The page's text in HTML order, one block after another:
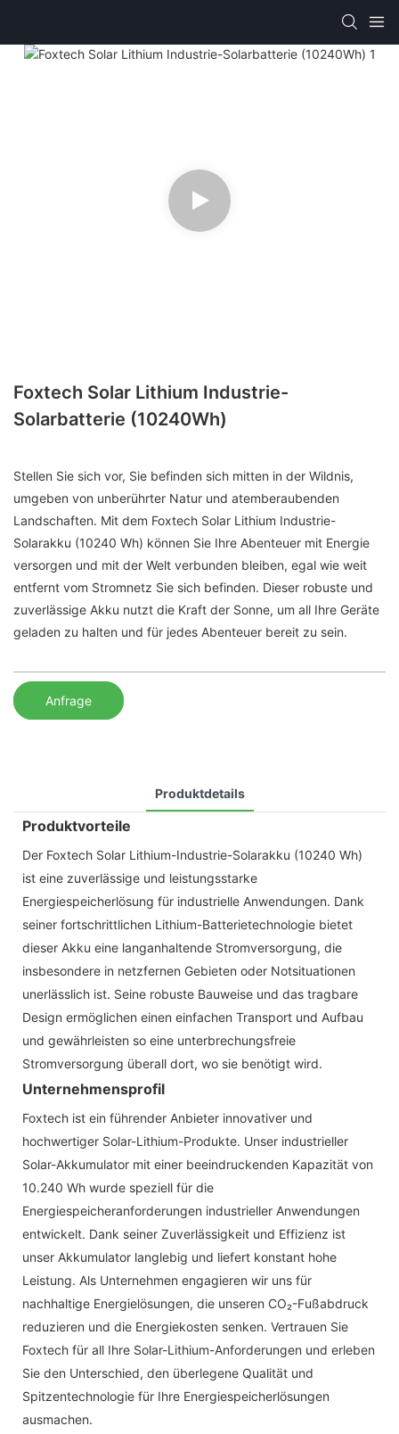
Foxtech Solar Lithium Industrie-
Solarbatterie (10240Wh)
Stellen Sie sich vor, Sie befinden sich mitten in der Wildnis,
umgeben von unberührter Natur und atemberaubenden
Landschaften. Mit dem Foxtech Solar Lithium Industrie-
Solarakku (10240 Wh) können Sie Ihre Abenteuer mit Energie
versorgen und mit der Welt verbunden bleiben, egal wie weit
entfernt vom Stromnetz Sie sich befinden. Dieser robuste und
zuverlässige Akku nutzt die Kraft der Sonne, um all Ihre Geräte
geladen zu halten und für jedes Abenteuer bereit zu sein.
Anfrage
Produktdetails
Produktvorteile
Der Foxtech Solar Lithium-Industrie-Solarakku (10240 Wh)
ist eine zuverlässige und leistungsstarke
Energiespeicherlösung für industrielle Anwendungen. Dank
seiner fortschrittlichen Lithium-Batterietechnologie bietet
dieser Akku eine langanhaltende Stromversorgung, die
insbesondere in netzfernen Gebieten oder Notsituationen
unerlässlich ist. Seine robuste Bauweise und das tragbare
Design ermöglichen einen einfachen Transport und Aufbau
und gewährleisten so eine unterbrechungsfreie
Stromversorgung überall dort, wo sie benötigt wird.
Unternehmensprofil
Foxtech ist ein führender Anbieter innovativer und
hochwertiger Solar-Lithium-Produkte. Unser industrieller
Solar-Akkumulator mit einer beeindruckenden Kapazität von
10.240 Wh wurde speziell für die
Energiespeicheranforderungen industrieller Anwendungen
entwickelt. Dank seiner Zuverlässigkeit und Effizienz ist
unser Akkumulator langlebig und liefert konstant hohe
Leistung. Als Unternehmen engagieren wir uns für
nachhaltige Energielösungen, die unseren CO₂-Fußabdruck
reduzieren und die Energiekosten senken. Vertrauen Sie
Foxtech für all Ihre Solar-Lithium-Anforderungen und erleben
Sie den Unterschied, den überlegene Qualität und
Spitzentechnologie für Ihre Energiespeicherlösungen
ausmachen.